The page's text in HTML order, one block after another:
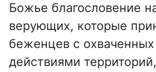
Божье благословение
верующих, которые
беженцев с
действиями